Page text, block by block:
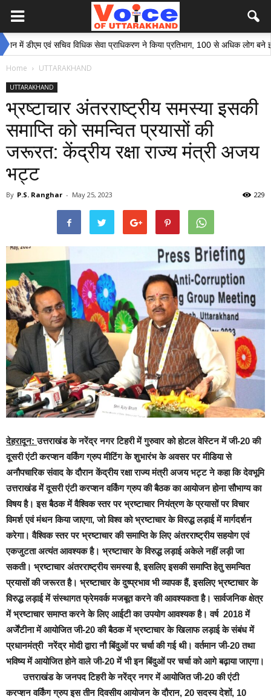
एवं सचिव विधिक सेवा प्राधिकरण ने किया प्रतिभाग, 100 से अधिक लोग बने इस
Home UTTARAKHAND
UTTARAKHAND
भ्रष्टाचार अंतरराष्ट्रीय समस्या इसकी
समाप्ति को समन्वित प्रयासों की
जरूरत: केंद्रीय रक्षा राज्य मंत्री अजय
भट्ट
By P.S. Ranghar - May 25, 2023 229
देहरादून:उत्तराखंड के नरेंद्र नगर टिहरी में गुरुवार को होटल वेस्टिन में जी-20 की
दूसरी एंटी करप्शन वर्किंग ग्रुप मीटिंग के शुभारंभ के अवसर पर मीडिया से
अनौपचारिक संवाद के दौरान केंद्रीय रक्षा राज्य मंत्री अजय भट्ट ने कहा कि देवभूमि
उत्तराखंड में दूसरी एंटी करप्शन वर्किंग ग्रुप की बैठक का आयोजन होना सौभाग्य का
विषय है। इस बैठक में वैश्विक स्तर पर भ्रष्टाचार नियंत्रण के प्रयासों पर विचार
विमर्श एवं मंथन किया जाएगा, जो विश्व को भ्रष्टाचार के विरुद्ध लड़ाई में मार्गदर्शन
करेगा। वैश्विक स्तर पर भ्रष्टाचार की समाप्ति के लिए अंतरराष्ट्रीय सहयोग एवं
एकजुटता अत्यंत आवश्यक है। भ्रष्टाचार के विरुद्ध लड़ाई अकेले नहीं लड़ी जा
सकती। भ्रष्टाचार अंतरराष्ट्रीय समस्या है, इसलिए इसकी समाप्ति हेतु समन्वित
प्रयासों की जरूरत है। भ्रष्टाचार के दुष्प्रभाव भी व्यापक हैं, इसलिए भ्रष्टाचार के
विरुद्ध लड़ाई में संस्थागत फ्रेमवर्क मजबूत करने की आवश्यकता है। सार्वजनिक क्षेत्र
में भ्रष्टाचार समाप्त करने के लिए आईटी का उपयोग आवश्यक है। वर्ष 2018 में
अर्जेंटीना में आयोजित जी-20 की बैठक में भ्रष्टाचार के खिलाफ लड़ाई के संबंध में
प्रधानमंत्री नरेंद्र मोदी द्वारा नौ बिंदुओं पर चर्चा की गई थी। वर्तमान जी-20 तथा
भविष्य में आयोजित होने वाले जी-20 में भी इन बिंदुओं पर चर्चा को आगे बढ़ाया जाएगा।
उत्तराखंड के जनपद टिहरी के नरेंद्र नगर में आयोजित जी-20 की एंटी
करप्शन वर्किंग ग्रुप इस तीन दिवसीय आयोजन के दौरान, 20 सदस्य देशों, 10